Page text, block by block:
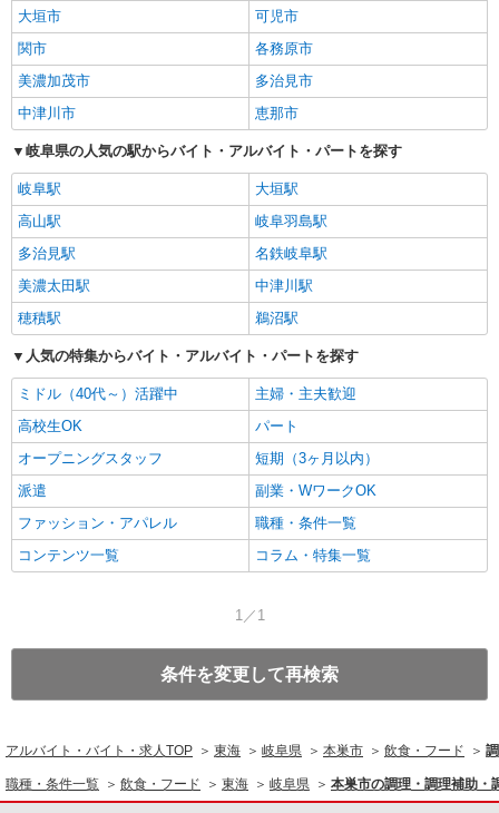
大垣市
可児市
関市
各務原市
美濃加茂市
多治見市
中津川市
恵那市
岐阜県の人気の駅からバイト・アルバイト・パートを探す
岐阜駅
大垣駅
高山駅
岐阜羽島駅
多治見駅
名鉄岐阜駅
美濃太田駅
中津川駅
穂積駅
鵜沼駅
人気の特集からバイト・アルバイト・パートを探す
ミドル（40代～）活躍中
主婦・主夫歓迎
高校生OK
パート
オープニングスタッフ
短期（3ヶ月以内）
派遣
副業・WワークOK
ファッション・アパレル
職種・条件一覧
コンテンツ一覧
コラム・特集一覧
1／1
条件を変更して再検索
アルバイト・バイト・求人TOP 東海 岐阜県 本巣市 飲食・フード
職種・条件一覧 飲食・フード 東海 岐阜県 本巣市の調理・調理補助・